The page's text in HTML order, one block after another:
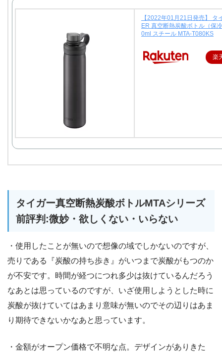
【2022年01月21日発売】
ER 真空断熱炭酸ボトル（保
0ml スチール MTA-T080KS
楽
タイガー真空断熱炭酸ボトルMTAシリーズ
前評判:微妙・欲しくない・いらない
・使用したことが無いので想像の域でしかないのですが、
売りである『炭酸の持ち歩き』がいつまで炭酸がもつのか
が不安です。時間が経つにつれ多少は抜けているんだろう
なあとは思っているのですが、いざ使用しようとした時に
炭酸が抜けていてはあまり意味が無いのでその辺りはあま
り期待できないかなあと思っています。
・金額がオープン価格で不明な点。デザインがありきた